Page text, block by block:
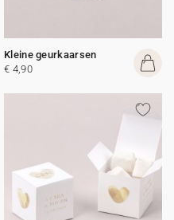
Kleine geurkaarsen
€ 4,90